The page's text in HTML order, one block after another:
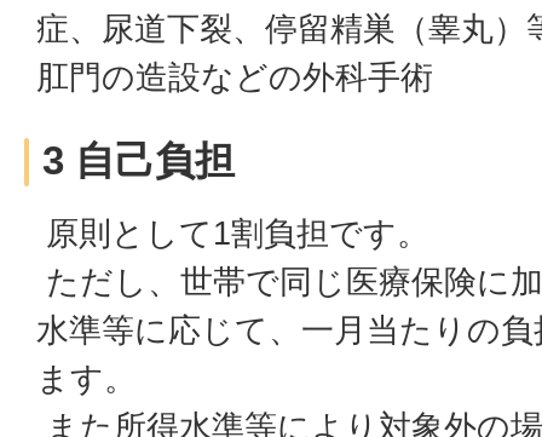
症、尿道下裂、停留精巣（睾丸
肛門の造設などの外科手術
3 自己負担
原則として1割負担です。
ただし、世帯で同じ医療保険に
水準等に応じて、一月当たりの
ます。
また所得水準等により対象外の